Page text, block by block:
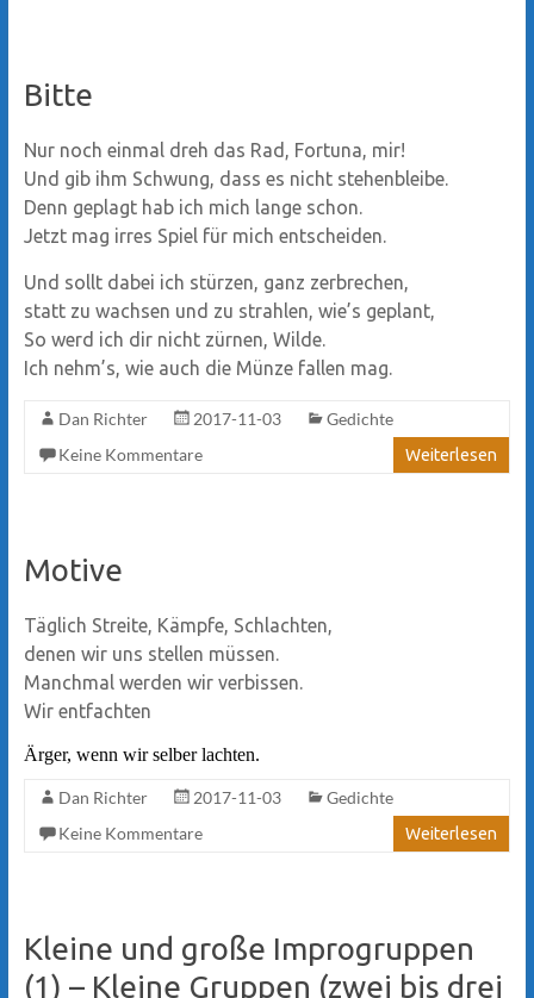
Bitte
Nur noch einmal dreh das Rad, Fortuna, mir!
Und gib ihm Schwung, dass es nicht stehenbleibe.
Denn geplagt hab ich mich lange schon.
Jetzt mag irres Spiel für mich entscheiden.
Und sollt dabei ich stürzen, ganz zerbrechen,
statt zu wachsen und zu strahlen, wie’s geplant,
So werd ich dir nicht zürnen, Wilde.
Ich nehm’s, wie auch die Münze fallen mag.
Dan Richter 2017-11-03
Gedichte
Keine Kommentare
Weiterlesen
Motive
Täglich Streite, Kämpfe, Schlachten,
denen wir uns stellen müssen.
Manchmal werden wir verbissen.
Wir entfachten
Ärger, wenn wir selber lachten.
Dan Richter 2017-11-03
Gedichte
Keine Kommentare
Weiterlesen
Kleine und große Improgruppen
(1) – Kleine Gruppen (zwei bis drei